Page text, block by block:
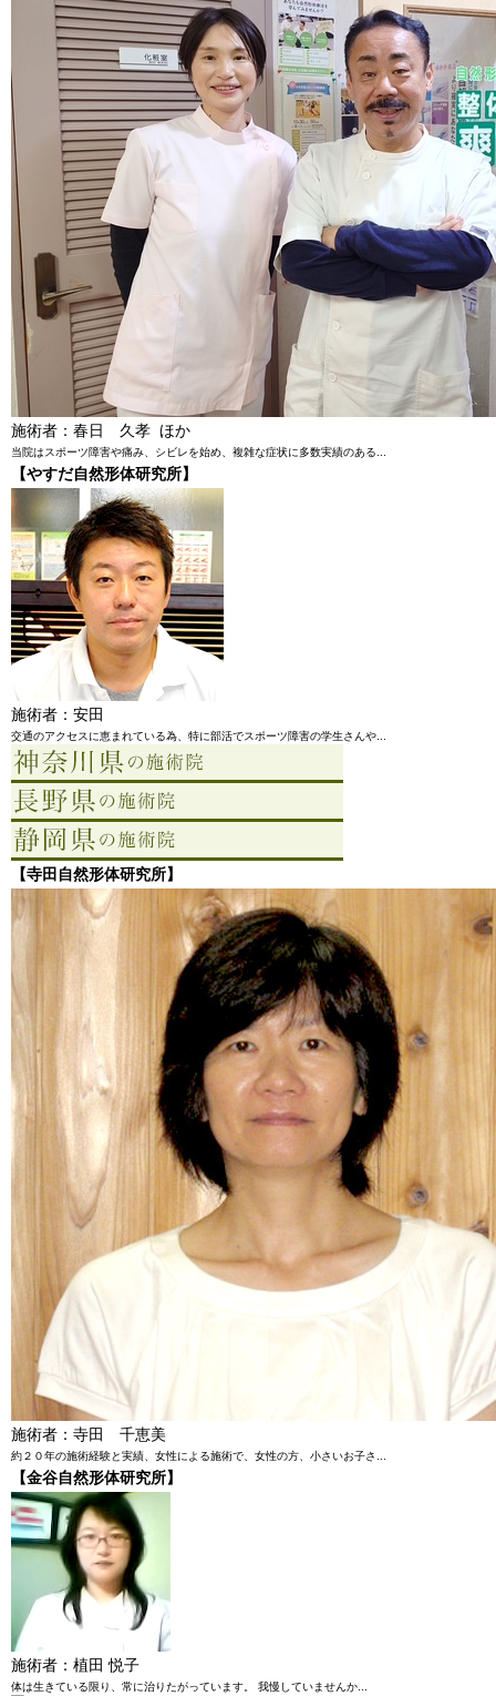
施術者：春日 久孝 ほか
当院はスポーツ障害や痛み、シビレを始め、複雑な症状に多数実績のある...
【やすだ自然形体研究所】
施術者：安田
交通のアクセスに恵まれている為、特に部活でスポーツ障害の学生さんや...
【寺田自然形体研究所】
施術者：寺田 千恵美
約２０年の施術経験と実績、女性による施術で、女性の方、小さいお子さ...
【金谷自然形体研究所】
施術者：植田 悦子
体は生きている限り、常に治りたがっています。 我慢していませんか...